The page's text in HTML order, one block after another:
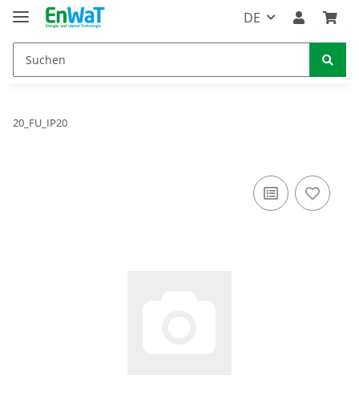
DE
20_FU_IP20